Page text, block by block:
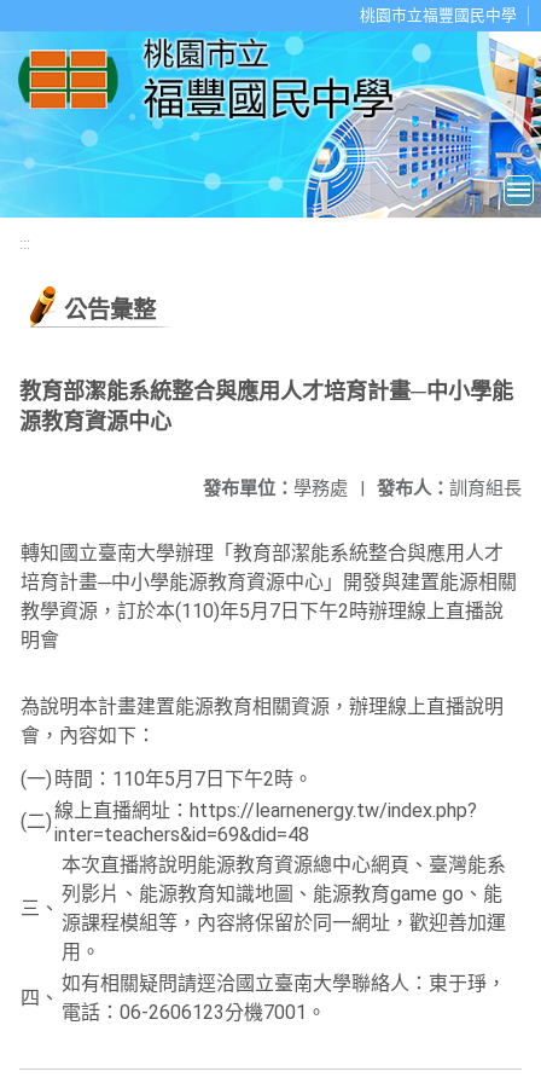
桃園市立福豐國民中學
:::
公告彙整
教育部潔能系統整合與應用人才培育計畫─中小學能
源教育資源中心
發布人： 訓育組長
發布單位： 學務處 |
轉知國立臺南大學辦理「教育部潔能系統整合與應用人才
培育計畫─中小學能源教育資源中心」開發與建置能源相關
教學資源，訂於本(110)年5月7日下午2時辦理線上直播說
明會
為說明本計畫建置能源教育相關資源，辦理線上直播說明
會，內容如下：
(一) 時間：110年5月7日下午2時。
(二)線上直播網址：https://learnenergy.tw/index.php?
inter=teachers&id=69&did=48
三、
本次直播將說明能源教育資源總中心網頁、臺灣能系
列影片、能源教育知識地圖、能源教育game go、能
源課程模組等，內容將保留於同一網址，歡迎善加運
用。
四、
如有相關疑問請逕洽國立臺南大學聯絡人：東于琤，
電話：06-2606123分機7001。